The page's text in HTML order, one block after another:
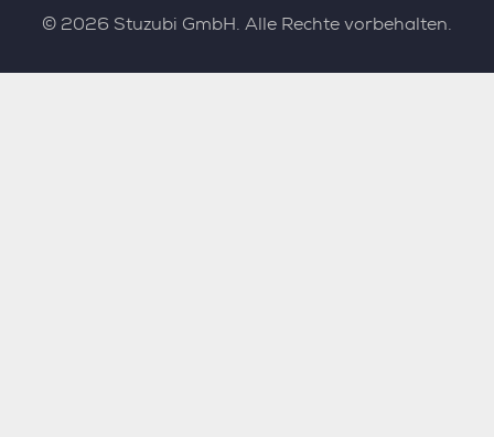
© 2026 Stuzubi GmbH. Alle Rechte vorbehalten.